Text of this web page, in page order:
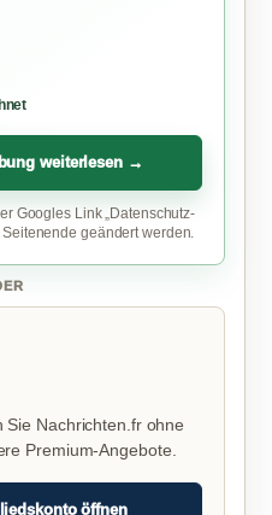
weiterlesen →
Googles Link „Datenschutz-
geändert werden.
Sie Nachrichten.fr ohne
Premium-Angebote.
öffnen